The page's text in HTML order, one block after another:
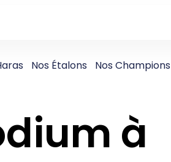
Nos Étalons Nos Champions
à